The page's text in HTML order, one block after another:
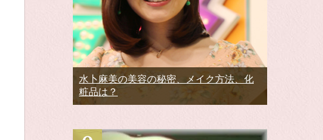
水卜麻美の美容の秘密、メイク方法、化
粧品は？